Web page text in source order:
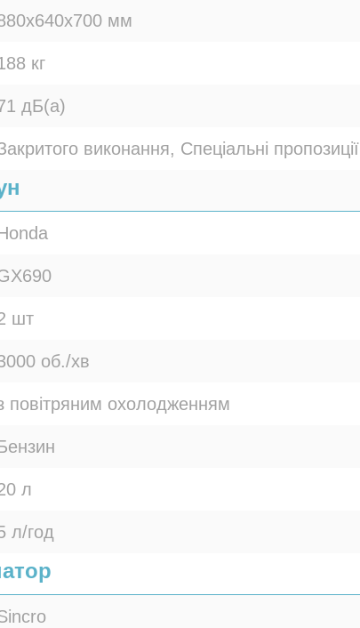
мм
кг
дБ(а)
виконання, Спеціальні пропозиції
шт
об./хв
повітряним охолодженням
л
л/год